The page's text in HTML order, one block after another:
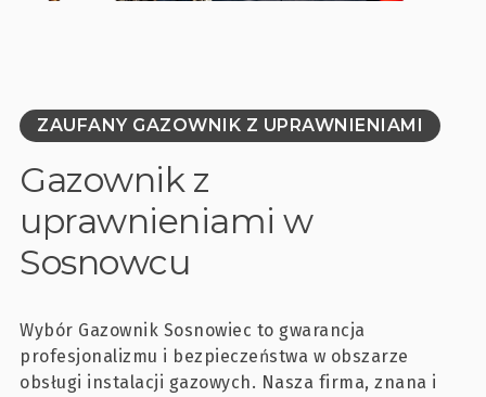
ZAUFANY GAZOWNIK Z UPRAWNIENIAMI
Gazownik z
uprawnieniami w
Sosnowcu
Wybór Gazownik Sosnowiec to gwarancja
profesjonalizmu i bezpieczeństwa w obszarze
obsługi instalacji gazowych. Nasza firma, znana i